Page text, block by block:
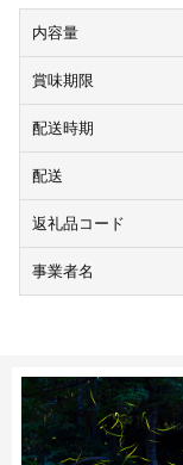
内容量
賞味期限
配送時期
配送
返礼品コード
事業者名